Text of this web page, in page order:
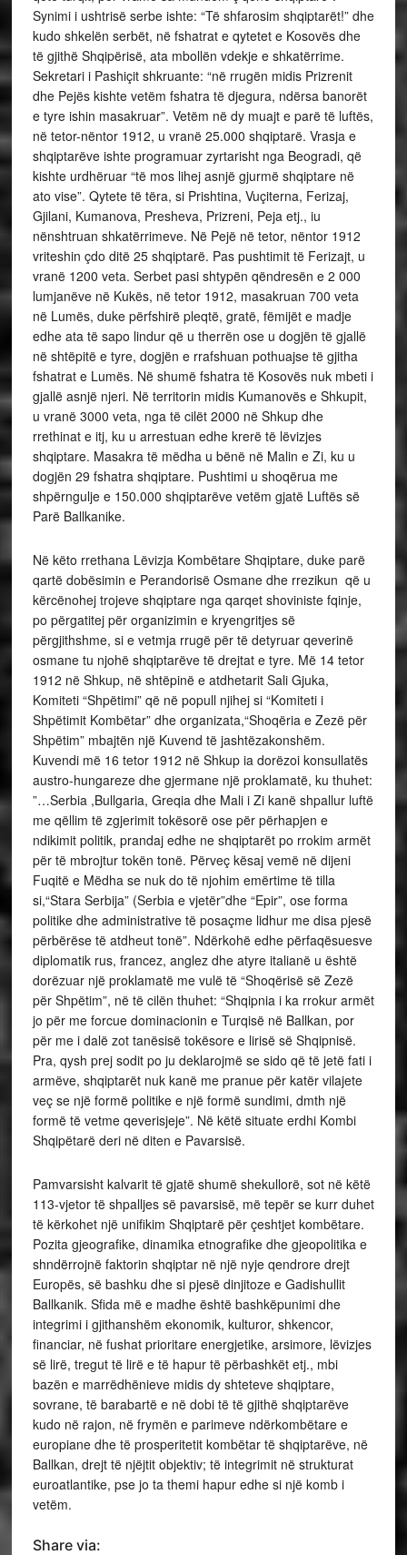
Synimi i ushtrisë serbe ishte: “Të shfarosim shqiptarët!” dhe
kudo shkelën serbët, në fshatrat e qytetet e Kosovës dhe
të gjithë Shqipërisë, ata mbollën vdekje e shkatërrime.
Sekretari i Pashiçit shkruante: “në rrugën midis Prizrenit
dhe Pejës kishte vetëm fshatra të djegura, ndërsa banorët
e tyre ishin masakruar”. Vetëm në dy muajt e parë të luftës,
në tetor-nëntor 1912, u vranë 25.000 shqiptarë. Vrasja e
shqiptarëve ishte programuar zyrtarisht nga Beogradi, që
kishte urdhëruar “të mos lihej asnjë gjurmë shqiptare në
ato vise”. Qytete të tëra, si Prishtina, Vuçiterna, Ferizaj,
Gjilani, Kumanova, Presheva, Prizreni, Peja etj., iu
nënshtruan shkatërrimeve. Në Pejë në tetor, nëntor 1912
vriteshin çdo ditë 25 shqiptarë. Pas pushtimit të Ferizajt, u
vranë 1200 veta. Serbet pasi shtypën qëndresën e 2 000
lumjanëve në Kukës, në tetor 1912, masakruan 700 veta
në Lumës, duke përfshirë pleqtë, gratë, fëmijët e madje
edhe ata të sapo lindur që u therrën ose u dogjën të gjallë
në shtëpitë e tyre, dogjën e rrafshuan pothuajse të gjitha
fshatrat e Lumës. Në shumë fshatra të Kosovës nuk mbeti i
gjallë asnjë njeri. Në territorin midis Kumanovës e Shkupit,
u vranë 3000 veta, nga të cilët 2000 në Shkup dhe
rrethinat e itj, ku u arrestuan edhe krerë të lëvizjes
shqiptare. Masakra të mëdha u bënë në Malin e Zi, ku u
dogjën 29 fshatra shqiptare. Pushtimi u shoqërua me
shpërngulje e 150.000 shqiptarëve vetëm gjatë Luftës së
Parë Ballkanike.
Në këto rrethana Lëvizja Kombëtare Shqiptare, duke parë
qartë dobësimin e Perandorisë Osmane dhe rrezikun që u
kërcënohej trojeve shqiptare nga qarqet shoviniste fqinje,
po përgatitej për organizimin e kryengritjes së
përgjithshme, si e vetmja rrugë për të detyruar qeverinë
osmane tu njohë shqiptarëve të drejtat e tyre. Më 14 tetor
1912 në Shkup, në shtëpinë e atdhetarit Sali Gjuka,
Komiteti “Shpëtimi” që në popull njihej si “Komiteti i
Shpëtimit Kombëtar” dhe organizata,“Shoqëria e Zezë për
Shpëtim” mbajtën një Kuvend të jashtëzakonshëm.
Kuvendi më 16 tetor 1912 në Shkup ia dorëzoi konsullatës
austro-hungareze dhe gjermane një proklamatë, ku thuhet:
”…Serbia ,Bullgaria, Greqia dhe Mali i Zi kanë shpallur luftë
me qëllim të zgjerimit tokësorë ose për përhapjen e
ndikimit politik, prandaj edhe ne shqiptarët po rrokim armët
për të mbrojtur tokën tonë. Përveç kësaj vemë në dijeni
Fuqitë e Mëdha se nuk do të njohim emërtime të tilla
si,“Stara Serbija” (Serbia e vjetër”dhe “Epir”, ose forma
politike dhe administrative të posaçme lidhur me disa pjesë
përbërëse të atdheut tonë”. Ndërkohë edhe përfaqësuesve
diplomatik rus, francez, anglez dhe atyre italianë u është
dorëzuar një proklamatë me vulë të “Shoqërisë së Zezë
për Shpëtim”, në të cilën thuhet: “Shqipnia i ka rrokur armët
jo për me forcue dominacionin e Turqisë në Ballkan, por
për me i dalë zot tanësisë tokësore e lirisë së Shqipnisë.
Pra, qysh prej sodit po ju deklarojmë se sido që të jetë fati i
armëve, shqiptarët nuk kanë me pranue për katër vilajete
veç se një formë politike e një formë sundimi, dmth një
formë të vetme qeverisjeje”. Në këtë situate erdhi Kombi
Shqipëtarë deri në diten e Pavarsisë.
Pamvarsisht kalvarit të gjatë shumë shekullorë, sot në këtë
113-vjetor të shpalljes së pavarsisë, më tepër se kurr duhet
të kërkohet një unifikim Shqiptarë për çeshtjet kombëtare.
Pozita gjeografike, dinamika etnografike dhe gjeopolitika e
shndërrojnë faktorin shqiptar në një nyje qendrore drejt
Europës, së bashku dhe si pjesë dinjitoze e Gadishullit
Ballkanik. Sfida më e madhe është bashkëpunimi dhe
integrimi i gjithanshëm ekonomik, kulturor, shkencor,
financiar, në fushat prioritare energjetike, arsimore, lëvizjes
së lirë, tregut të lirë e të hapur të përbashkët etj., mbi
bazën e marrëdhënieve midis dy shteteve shqiptare,
sovrane, të barabartë e në dobi të të gjithë shqiptarëve
kudo në rajon, në frymën e parimeve ndërkombëtare e
europiane dhe të prosperitetit kombëtar të shqiptarëve, në
Ballkan, drejt të njëjtit objektiv; të integrimit në strukturat
euroatlantike, pse jo ta themi hapur edhe si një komb i
vetëm.
Share via: